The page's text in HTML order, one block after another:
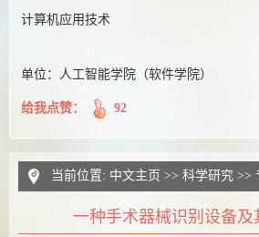
计算机应用技术
单位：人工智能学院（软件学院）
给我点赞： 92
当前位置: 中文主页 >> 科学研究 >>
一种手术器械识别设备及